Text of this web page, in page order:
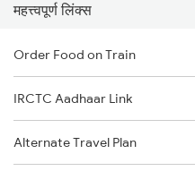
महत्त्वपूर्ण लिंक्स
Order Food on Train
IRCTC Aadhaar Link
Alternate Travel Plan